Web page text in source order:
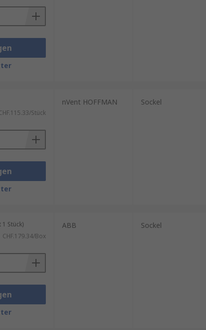
Stück
nVent HOFFMAN Sockel
Stück)
CHF.179.34/Box
ABB Sockel